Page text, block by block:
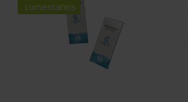
comentarios